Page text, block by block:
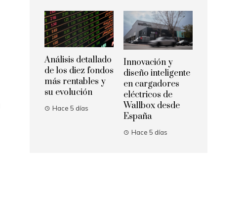
Análisis detallado
de los diez fondos
más rentables y
su evolución
Hace 5 días
Innovación y
diseño inteligente
en cargadores
eléctricos de
Wallbox desde
España
Hace 5 días